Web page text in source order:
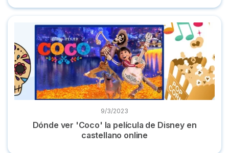
Dónde ver 'Coco' la película de Disney en castellano online
9/3/2023
Dónde ver 'Coco' la película de Disney en
castellano online